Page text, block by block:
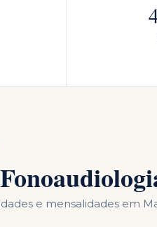
e mensalidades em